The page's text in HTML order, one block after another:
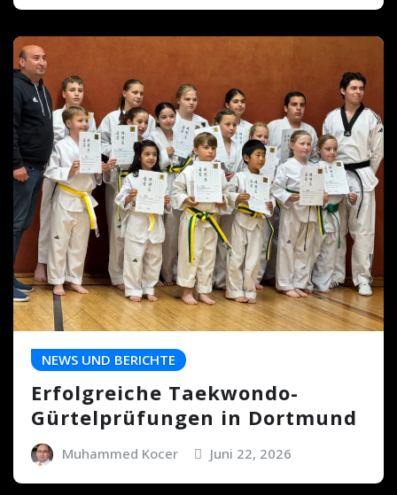
NEWS UND BERICHTE
Erfolgreiche Taekwondo-
Gürtelprüfungen in Dortmund
Muhammed Kocer Juni 22, 2026